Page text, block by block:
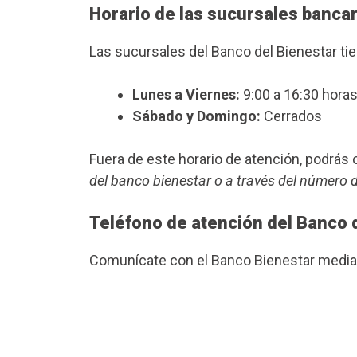
Horario de las sucursales
Las sucursales del Banco del Bienestar
Lunes a Viernes: 9:00 a 16:30
Sábado y Domingo: Cerrados
Fuera de este horario de atención,
del banco bienestar o a través del número
Teléfono de atención del Banco
Comunícate con el Banco Bienestar